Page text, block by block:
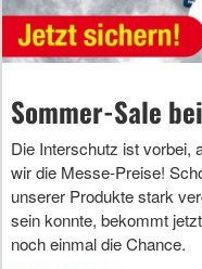
Sommer-Sale
Die Interschutz ist vorbei,
wir die Messe-Preise!
unserer Produkte stark
sein konnte, bekommt
noch einmal die Chance.